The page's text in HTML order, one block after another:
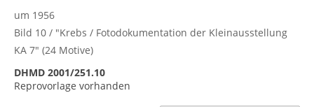
um 1956
Bild 10 / "Krebs / Fotodokumentation der Kleinausstellung
KA 7" (24 Motive)
DHMD 2001/251.10
Reprovorlage vorhanden